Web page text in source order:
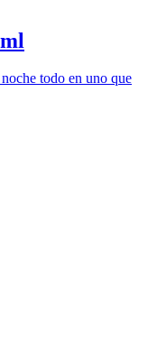
todo en uno que